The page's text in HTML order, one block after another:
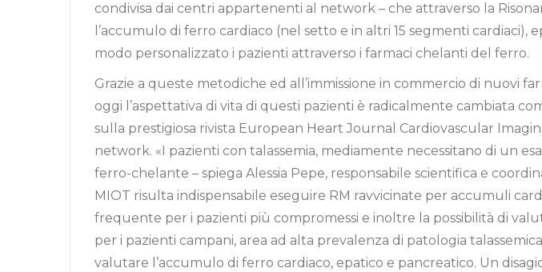
condivisa dai centri appartenenti al network – che attraverso la
l’accumulo di ferro cardiaco (nel setto e in altri 15 segmenti
modo personalizzato i pazienti attraverso i farmaci chelanti del ferro.
Grazie a queste metodiche ed all’immissione in commercio di nuovi
oggi l’aspettativa di vita di questi pazienti è radicalmente cambiata
sulla prestigiosa rivista European Heart Journal Cardiovascular
network. «I pazienti con talassemia, mediamente necessitano di un
ferro-chelante – spiega Alessia Pepe, responsabile scientifica e
MIOT risulta indispensabile eseguire RM ravvicinate per accumuli
frequente per i pazienti più compromessi e inoltre la possibilità di
per i pazienti campani, area ad alta prevalenza di patologia
valutare l’accumulo di ferro cardiaco, epatico e pancreatico. Un